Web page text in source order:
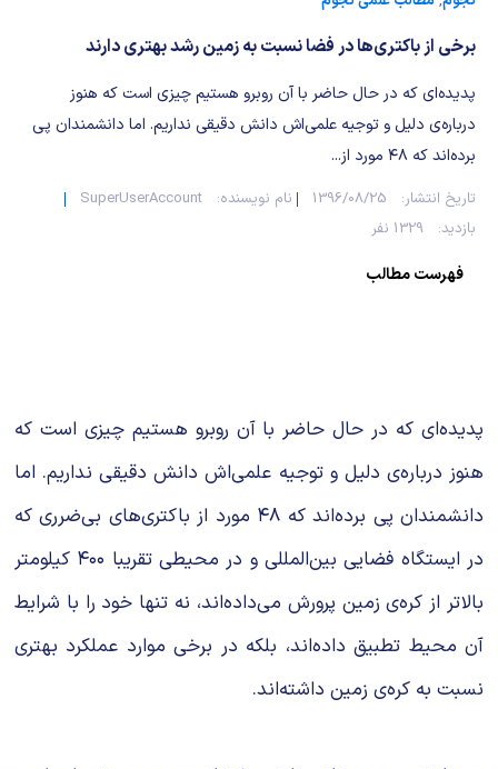
برخی از باکتری‌ها در فضا نسبت به زمین رشد بهتری دارند
پدیده‌ای که در حال حاضر با آن روبرو هستیم چیزی است که هنوز
درباره‌ی دلیل و توجیه علمی‌اش دانش دقیقی نداریم. اما دانشمندان پی
برده‌اند که ۴۸ مورد از...
تاریخ انتشار: 1396/08/25 نام نویسنده:
SuperUserAccount
بازدید:
1329 نفر
فهرست مطالب
پدیده‌ای که در حال حاضر با آن روبرو هستیم چیزی است که
هنوز درباره‌ی دلیل و توجیه علمی‌اش دانش دقیقی نداریم. اما
دانشمندان پی برده‌اند که ۴۸ مورد از باکتری‌های بی‌ضرری که
در ایستگاه فضایی بین‌المللی و در محیطی تقریبا ۴۰۰ کیلومتر
بالاتر از کره‌ی زمین پرورش می‌داده‌اند، نه تنها خود را با شرایط
آن محیط تطبیق داده‌اند، بلکه در برخی موارد عملکرد بهتری
نسبت به کره‌ی زمین داشته‌اند.
صلاح های شیمیایی
مطالب جالب شیمی
شیمی عمومی
شیمی سبز
روانپزشکی
طب سنتی